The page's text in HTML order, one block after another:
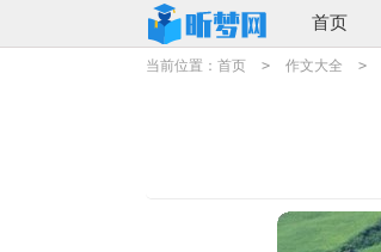
首页
当前位置： 首页 > 作文大全 >